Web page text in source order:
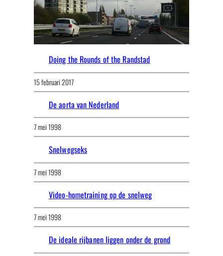
Doing the Rounds of the Randstad
15 februari 2017
De aorta van Nederland
7 mei 1998
Snelwegseks
7 mei 1998
Video-hometraining op de snelweg
7 mei 1998
De ideale rijbanen liggen onder de grond